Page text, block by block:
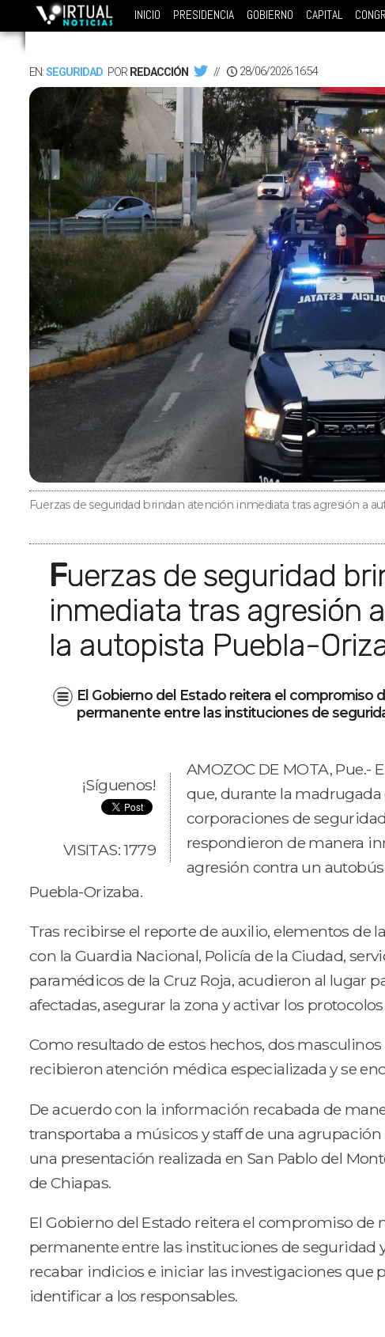
INICIO PRESIDENCIA GOBIERNO CAPITAL
EN:SEGURIDAD POR REDACCIÓN // 28/06/2026 16:54
Fuerzas de seguridad brindan atención inmediata tras agresión a
Fuerzas de seguridad brindan atención
inmediata tras agresión
la autopista Puebla-
El Gobierno del Estado reitera el compromiso
permanente entre las instituciones de
¡Síguenos!
VISITAS: 1779
AMOZOC DE MOTA, Pue.-
que, durante la
corporaciones de
respondieron de manera
agresión contra un
Puebla-Orizaba.
Tras recibirse el reporte de auxilio, elementos de
con la Guardia Nacional, Policía de la Ciudad,
paramédicos de la Cruz Roja, acudieron al lugar
afectadas, asegurar la zona y activar los
Como resultado de estos hechos, dos
recibieron atención médica especializada y se
De acuerdo con la información recabada de
transportaba a músicos y staff de una
una presentación realizada en San Pablo del
de Chiapas.
El Gobierno del Estado reitera el compromiso
permanente entre las instituciones de seguridad
recabar indicios e iniciar las investigaciones que
identificar a los responsables.